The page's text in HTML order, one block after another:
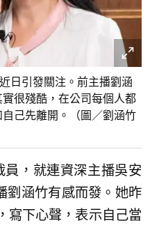
日引發關注。前主播劉涵
很殘酷，在公司每個人都
己先離開。（圖／劉涵竹
，就連資深主播吳安
劉涵竹有感而發。她昨
寫下心聲，表示自己當